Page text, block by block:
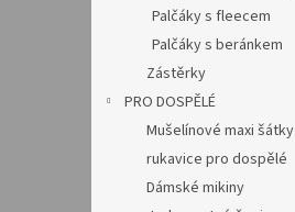
Palčáky s fleecem
Palčáky s beránkem
Zástěrky
PRO DOSPĚLÉ
Mušelínové maxi šátky
rukavice pro dospělé
Dámské mikiny